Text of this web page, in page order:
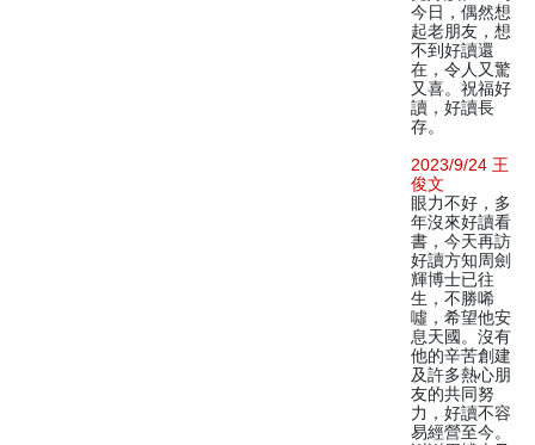
今日，偶然想
起老朋友，想
不到好讀還
在，令人又驚
又喜。祝福好
讀，好讀長
存。
2023/9/24 王
俊文
眼力不好，多
年沒來好讀看
書，今天再訪
好讀方知周劍
輝博士已往
生，不勝唏
噓，希望他安
息天國。沒有
他的辛苦創建
及許多熱心朋
友的共同努
力，好讀不容
易經營至今。